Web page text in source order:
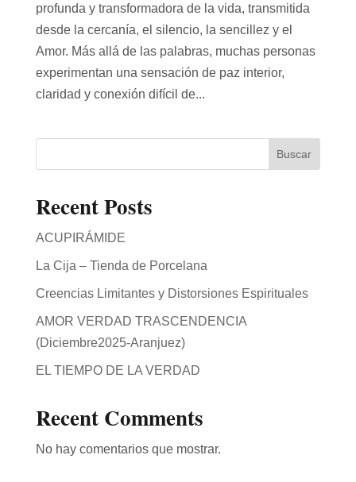
profunda y transformadora de la vida, transmitida
desde la cercanía, el silencio, la sencillez y el
Amor. Más allá de las palabras, muchas personas
experimentan una sensación de paz interior,
claridad y conexión difícil de...
Buscar
Recent Posts
ACUPIRÁMIDE
La Cija – Tienda de Porcelana
Creencias Limitantes y Distorsiones Espirituales
AMOR VERDAD TRASCENDENCIA
(Diciembre2025-Aranjuez)
EL TIEMPO DE LA VERDAD
Recent Comments
No hay comentarios que mostrar.